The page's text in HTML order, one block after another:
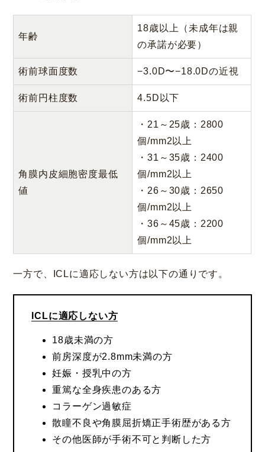
年齢
18歳以上（未成年は親
の承諾が必要）
術前球面度数 −3.0D〜−18.0Dの近視
術前円柱度数 4.5D以下
角膜内皮細胞密度最低
値
・21～25歳：2800
個/mm2以上
・31～35歳：2400
個/mm2以上
・26～30歳：2650
個/mm2以上
・36～45歳：2200
個/mm2以上
一方で、ICLに適応しない方は以下の通りです。
ICLに適応しない方
18歳未満の方
前房深度が2.8mm未満の方
妊娠・授乳中の方
重篤な全身疾患のある方
コラーゲン過敏症
散瞳不良や角膜屈折矯正手術歴がある方
その他医師が手術不可と判断した方